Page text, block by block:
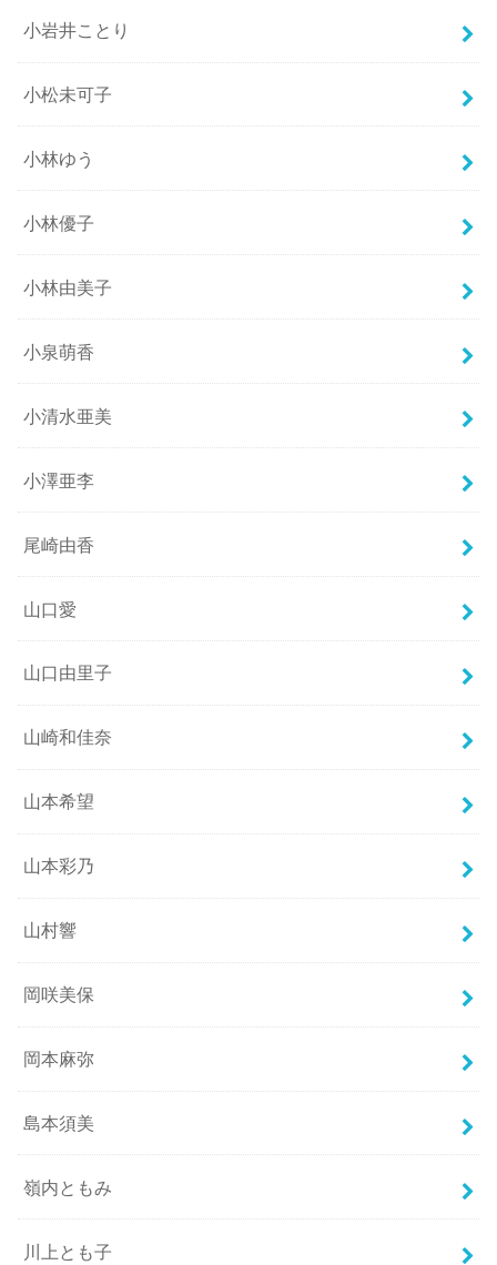
小岩井ことり
小松未可子
小林ゆう
小林優子
小林由美子
小泉萌香
小清水亜美
小澤亜李
尾崎由香
山口愛
山口由里子
山崎和佳奈
山本希望
山本彩乃
山村響
岡咲美保
岡本麻弥
島本須美
嶺内ともみ
川上とも子